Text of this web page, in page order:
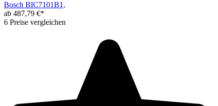
Bosch BIC7101B1,
ab 487,79 €*
6 Preise vergleichen